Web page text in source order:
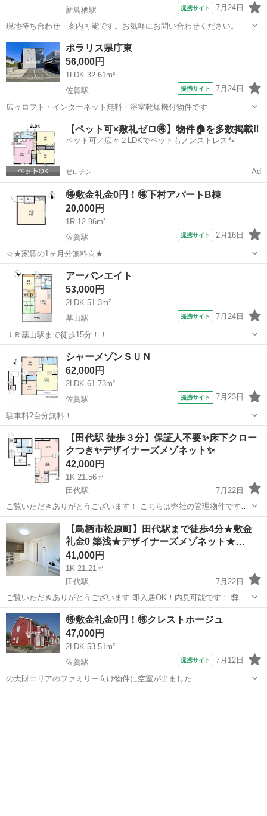
新鳥栖駅 提携サイト 7月24日
現地待ち合わせ・案内可能です。お気軽にお問い合わせください。
佐賀 鳥栖市 新鳥栖駅 アパート
ポラリス県庁東
56,000円
1LDK 32.61m²
佐賀駅
提携サイト 7月24日
広々ロフト・インターネット無料・浴室乾燥機付物件です
佐賀駅 アパート
【ペット可×敷礼ゼロ🉐】物件🏠を多数掲載‼️
ペット可／広々２LDKでペットもノンストレス🐾
ゼロチン Ad
🉐敷金礼金0円！🉐下村アパートB棟
20,000円
1R 12.96m²
佐賀駅
提携サイト 2月16日
☆★家賃の1ヶ月分無料☆★
佐賀 アパート
アーバンエイト
53,000円
2LDK 51.3m²
基山駅
提携サイト 7月24日
ＪＲ基山駅まで徒歩15分！！
シャーメゾンＳＵＮ
62,000円
2LDK 61.73m²
佐賀駅
提携サイト 7月23日
駐車料2台分無料！
佐賀 佐賀駅 アパート
【田代駅 徒歩３分】保証人不要✨床下クロー
クつき✨デザイナーズメゾネット✨
42,000円
1K 21.56㎡
田代駅
7月22日
ご覧いただきありがとうございます！ こちらは弊社の管理物件です！
内覧可能です！お問い合わせお待ちしております(^^)♪ －－－－－－－
－－－－－－－－－－－－－ 物件名：ＣＢ鳥栖ヴィレッタ 201号室
★...
佐賀 鳥栖市 田代駅 アパート 物件
【鳥栖市松原町】田代駅まで徒歩4分★敷金
礼金0 築浅★デザイナーズメゾネット★…
41,000円
1K 21.21㎡
田代駅
7月22日
ご覧いただきありがとうございます 即入居OK！内見可能です！ 弊社
管理物件です♪お問い合わせお待ちしております(^^) 物件名：CB鳥栖
ルミナス103 ★ロフト付き★ ★保証人なし相談OK★ ★床下ク...
佐賀 鳥栖市 田代駅 アパート
🉐敷金礼金0円！🉐クレストホージュ
47,000円
2LDK 53.51m²
佐賀駅
提携サイト 7月12日
の大財エリアのファミリー向け物件に空室が出ました